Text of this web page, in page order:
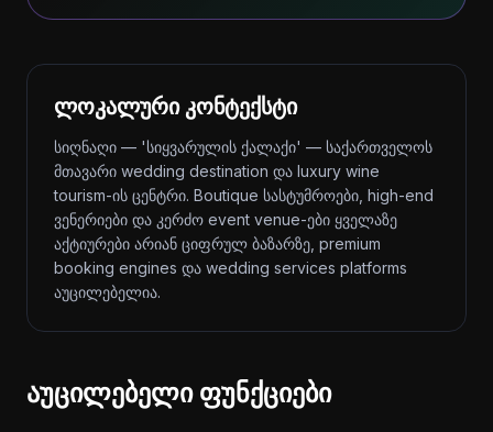
ლოკალური კონტექსტი
სიღნაღი — 'სიყვარულის ქალაქი' — საქართველოს
მთავარი wedding destination და luxury wine
tourism-ის ცენტრი. Boutique სასტუმროები, high-end
ვენერიები და კერძო event venue-ები ყველაზე
აქტიურები არიან ციფრულ ბაზარზე, premium
booking engines და wedding services platforms
აუცილებელია.
აუცილებელი ფუნქციები